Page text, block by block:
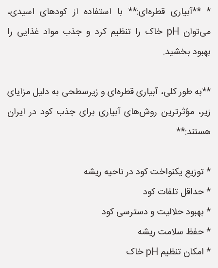
* **آبیاری قطره‌ای:** با استفاده از کودهای اسیدی،
می‌توان pH خاک را تنظیم کرد و جذب مواد غذایی را
بهبود بخشید.
**به طور کلی، آبیاری قطره‌ای و زیرسطحی به دلیل مزایای
زیر، مؤثرترین روش‌های آبیاری برای جذب کود در ایران
هستند:**
* توزیع یکنواخت کود در ناحیه ریشه
* حداقل تلفات کود
* بهبود حلالیت و دسترسی کود
* حفظ سلامت ریشه
* امکان تنظیم pH خاک